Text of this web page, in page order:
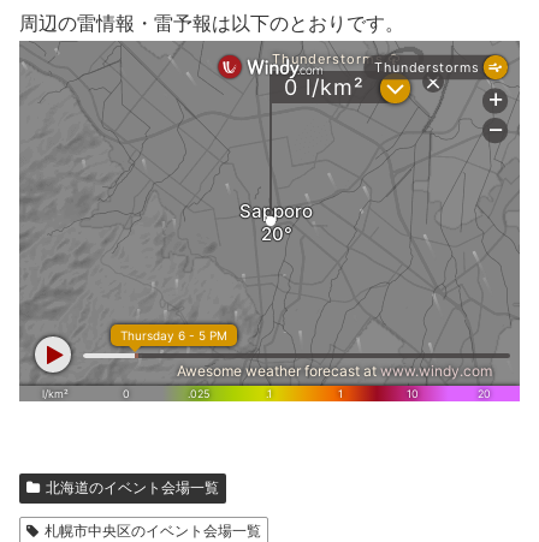
周辺の雷情報・雷予報は以下のとおりです。
北海道のイベント会場一覧
札幌市中央区のイベント会場一覧